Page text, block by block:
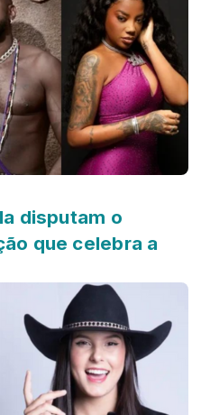
disputam o
que celebra a